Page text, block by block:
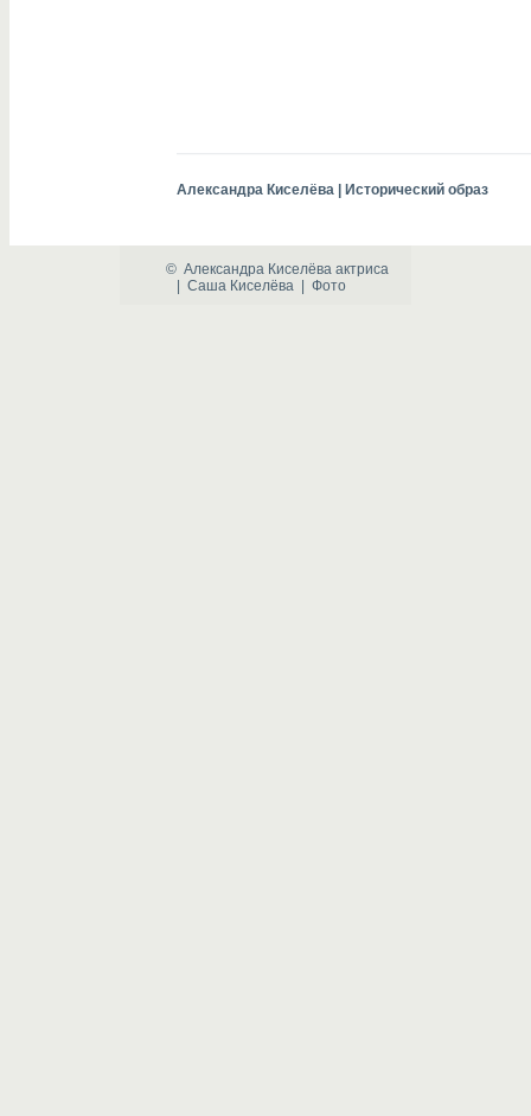
Александра Киселёва | Исторический образ
© Александра Киселёва актриса
Саша Киселёва Фото